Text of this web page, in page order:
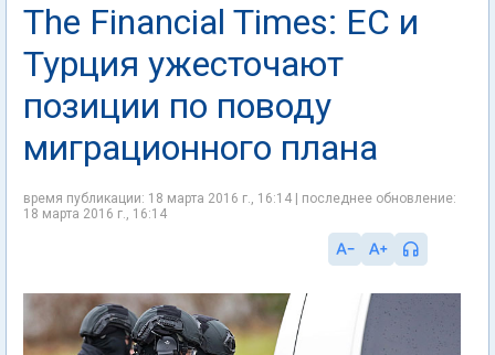
The Financial Times: ЕС и
Турция ужесточают
позиции по поводу
миграционного плана
время публикации: 18 марта 2016 г., 16:14 | последнее обновление:
18 марта 2016 г., 16:14